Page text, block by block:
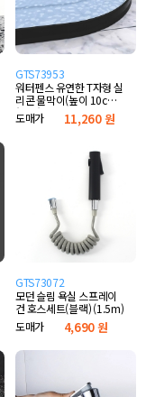
GTS73953
워터펜스 유연한 T자형 실
리콘 물막이(높이 10cm)
(블랙)
도매가 11,260 원
GTS73072
모던 슬림 욕실 스프레이
건 호스세트(블랙) (1.5m)
도매가
4,690 원